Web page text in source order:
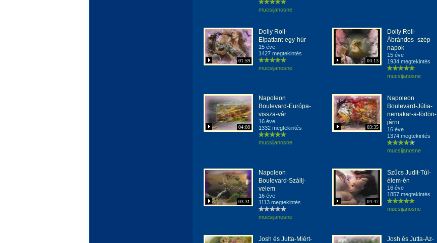
mucsijanosne
01:59
Dolly Roll-
Elpattant-egy-húr
15 éve
1427 megtekintés
mucsijanosne
04:13
Dolly Roll-
Ábrándos -szép-
napok
15 éve
1934 megtekintés
mucsijanosne
04:08
Napoleon
Boulevard-Európa-
vissza-vár
16 éve
1332 megtekintés
mucsijanosne
03:35
Napoleon
Boulevard-Júlia-
nemakar-a-födön-
járni
16 éve
1374 megtekintés
mucsijanosne
03:31
Napoleon
Boulevard-Szállj-
velem
16 éve
1113 megtekintés
mucsijanosne
04:47
Szűcs Judit-Túl-
élem-én
16 éve
1857 megtekintés
mucsijanosne
Josh és Jutta-Miért-
Josh és Jutta-Az-